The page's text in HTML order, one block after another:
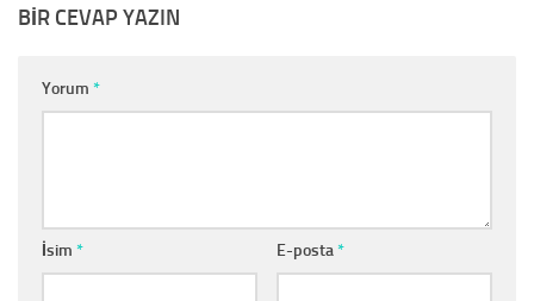
BIR CEVAP YAZIN
Yorum *
İsim * E-posta*